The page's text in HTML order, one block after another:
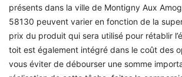
présents dans la ville de Montigny Aux
58130 peuvent varier en fonction de la
prix du produit qui sera utilisé pour rétablir
toit est également intégré dans le coût des
vous éviter de débourser une somme